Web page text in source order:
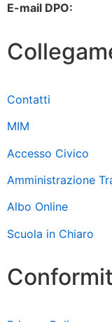
E-mail DPO:
Contatti
MIM
Accesso Civico
Amministrazione
Albo Online
Scuola in Chiaro